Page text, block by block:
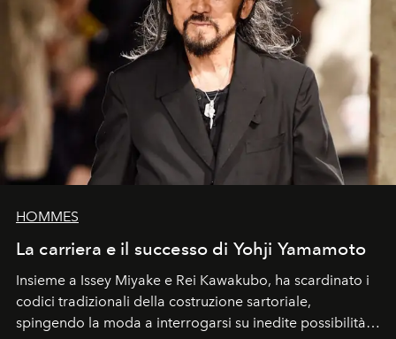
HOMMES
La carriera e il successo di Yohji Yamamoto
Insieme a Issey Miyake e Rei Kawakubo, ha scardinato i
codici tradizionali della costruzione sartoriale,
spingendo la moda a interrogarsi su inedite possibilità